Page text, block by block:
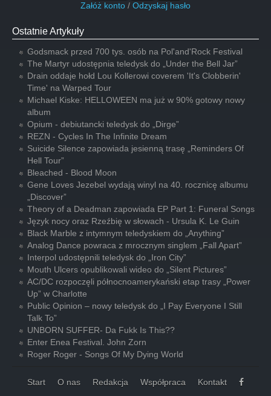
Załóż konto / Odzyskaj hasło
Ostatnie Artykuły
Godsmack przed 700 tys. osób na Pol'and'Rock Festival
The Martyr udostępnia teledysk do „Under the Bell Jar”
Drain oddaje hołd Lou Kollerowi coverem 'It's Clobberin'
Time' na Warped Tour
Michael Kiske: HELLOWEEN ma już w 90% gotowy nowy
album
Opium - debiutancki teledysk do „Dirge”
REZN - Cycles In The Infinite Dream
Suicide Silence zapowiada jesienną trasę „Reminders Of
Hell Tour”
Bleached - Blood Moon
Gene Loves Jezebel wydają winyl na 40. rocznicę albumu
„Discover”
Theory of a Deadman zapowiada EP Part 1: Funeral Songs
Język nocy oraz Rzeźbię w słowach - Ursula K. Le Guin
Black Marble z intymnym teledyskiem do „Anything”
Analog Dance powraca z mrocznym singlem „Fall Apart”
Interpol udostępnili teledysk do „Iron City”
Mouth Ulcers opublikowali wideo do „Silent Pictures”
AC/DC rozpoczęli północnoamerykański etap trasy „Power
Up” w Charlotte
Public Opinion – nowy teledysk do „I Pay Everyone I Still
Talk To”
UNBORN SUFFER- Da Fukk Is This??
Enter Enea Festival. John Zorn
Roger Roger - Songs Of My Dying World
Start O nas Redakcja Współpraca Kontakt